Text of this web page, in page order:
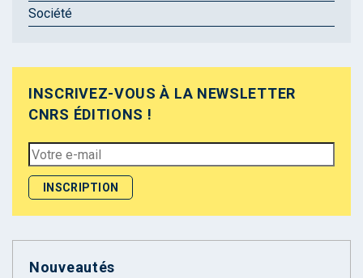
Société
INSCRIVEZ-VOUS À LA NEWSLETTER
CNRS ÉDITIONS !
Nouveautés